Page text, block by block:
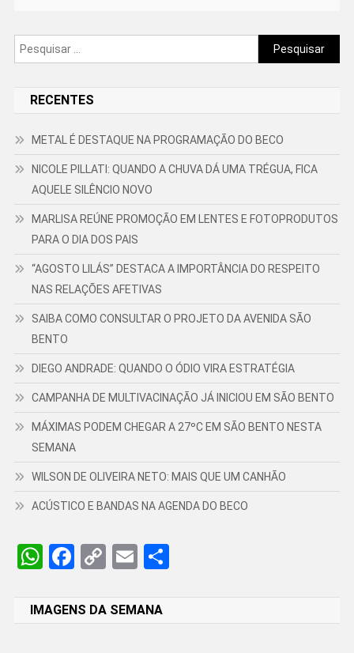
Pesquisar
por:
RECENTES
METAL É DESTAQUE NA PROGRAMAÇÃO DO BECO
NICOLE PILLATI: QUANDO A CHUVA DÁ UMA TRÉGUA, FICA
AQUELE SILÊNCIO NOVO
MARLISA REÚNE PROMOÇÃO EM LENTES E FOTOPRODUTOS
PARA O DIA DOS PAIS
“AGOSTO LILÁS” DESTACA A IMPORTÂNCIA DO RESPEITO
NAS RELAÇÕES AFETIVAS
SAIBA COMO CONSULTAR O PROJETO DA AVENIDA SÃO
BENTO
DIEGO ANDRADE: QUANDO O ÓDIO VIRA ESTRATÉGIA
CAMPANHA DE MULTIVACINAÇÃO JÁ INICIOU EM SÃO BENTO
MÁXIMAS PODEM CHEGAR A 27ºC EM SÃO BENTO NESTA
SEMANA
WILSON DE OLIVEIRA NETO: MAIS QUE UM CANHÃO
ACÚSTICO E BANDAS NA AGENDA DO BECO
WhatsApp
Facebook
CopyEmailShare
IMAGENS DA SEMANA